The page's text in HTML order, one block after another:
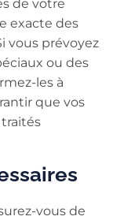
de votre
exacte des
vous prévoyez
ou des
les à
que vos
vous de